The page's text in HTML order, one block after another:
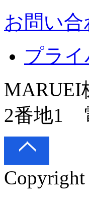
お問い合
プラ
MARUEI
2番地1